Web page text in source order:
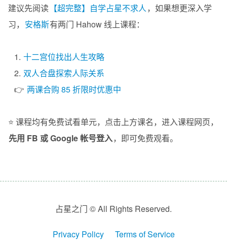
建议先阅读 【超完整】自学占星不求人，如果想更深入学
习， 安格斯有两门 Hahow 线上课程：
1. 十二宫位找出人生攻略
2. 双人合盘探索人际关系
👉 两课合购 85 折限时优惠中
⭐️ 课程均有免费试看单元，点击上方课名，进入课程网页，
先用 FB 或 Google 帐号登入，即可免费观看。
占星之门 © All Rights Reserved.
Privacy Policy Terms of Service